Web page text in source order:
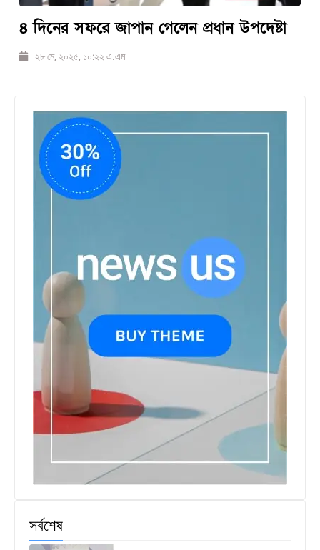
৪ দিনের সফরে জাপান গেলেন প্রধান উপদেষ্টা
২৮ মে, ২০২৫, ১০:২২ এ.এম
সর্বশেষ